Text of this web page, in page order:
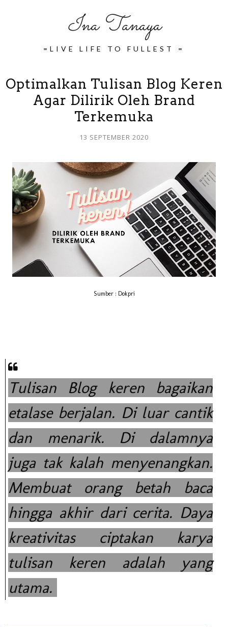
Ina Tanaya
=LIVE LIFE TO FULLEST =
Optimalkan Tulisan Blog Keren
Agar Dilirik Oleh Brand
Terkemuka
13 SEPTEMBER 2020
Sumber : Dokpri
Tulisan Blog keren bagaikan
etalase berjalan. Di luar cantik
dan menarik. Di dalamnya
juga tak kalah menyenangkan.
Membuat orang betah baca
hingga akhir dari cerita. Daya
kreativitas ciptakan karya
tulisan keren adalah yang
utama.